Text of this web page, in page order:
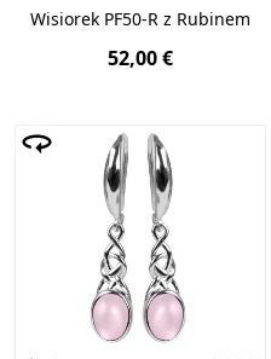
Wisiorek PF50-R z Rubinem
52,00 €